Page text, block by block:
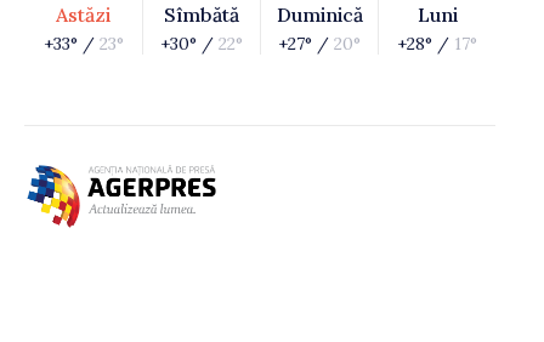
Astăzi
+33° / 23°
Sîmbătă
+30° / 22°
Duminică
+27° / 20°
Luni
+28° / 17°